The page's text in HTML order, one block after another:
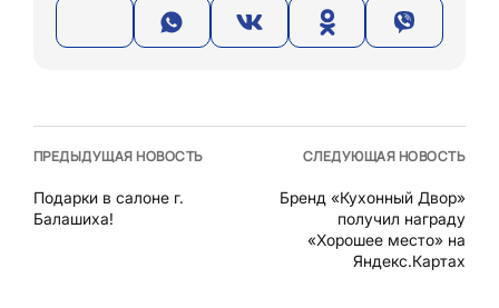
ПРЕДЫДУЩАЯ НОВОСТЬ
Подарки в салоне г.
Балашиха!
СЛЕДУЮЩАЯ НОВОСТЬ
Бренд «Кухонный Двор»
получил награду
«Хорошее место» на
Яндекс.Картах